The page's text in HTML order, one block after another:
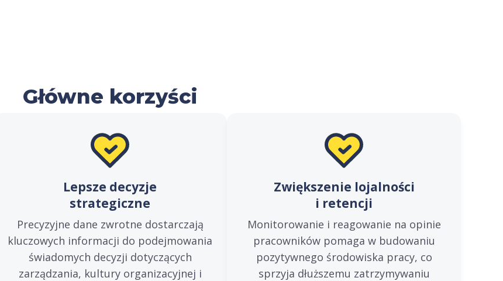
Główne korzyści
Lepsze decyzje
strategiczne
Precyzyjne dane zwrotne dostarczają
kluczowych informacji do podejmowania
świadomych decyzji dotyczących
zarządzania, kultury organizacyjnej i
Zwiększenie lojalności
i retencji
Monitorowanie i reagowanie na opinie
pracowników pomaga w budowaniu
pozytywnego środowiska pracy, co
sprzyja dłuższemu zatrzymywaniu